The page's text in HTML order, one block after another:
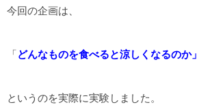
今回の企画は、
「どんなものを食べると涼しくなるのか」
というのを実際に実験しました。